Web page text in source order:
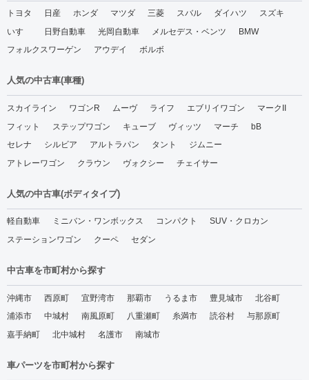
トヨタ 日産 ホンダ マツダ 三菱 スバル ダイハツ
スズキ
いすゞ
日野自動車 光岡自動車 メルセデス・ベンツ
BMW
フォルクスワーゲン
アウデイ ボルボ
人気の中古車(車種)
スカイライン ワゴンR ムーヴ ライフ エブリイワゴン
マークII
フィット
ステップワゴン キューブ ヴィッツ マーチ
bB
セレナ
シルビア アルトラパン タント
ジムニー
アトレーワゴン
クラウン ヴォクシー チェイサー
人気の中古車(ボディタイプ)
軽自動車 ミニバン・ワンボックス コンパクト
SUV・クロカン
ステーションワゴン
クーペ セダン
中古車を市町村から探す
沖縄市 西原町 宜野湾市 那覇市 うるま市 豊見城市
北谷町
浦添市
中城村 南風原町 八重瀬町 糸満市 読谷村
与那原町
嘉手納町
北中城村 名護市 南城市
車パーツを市町村から探す